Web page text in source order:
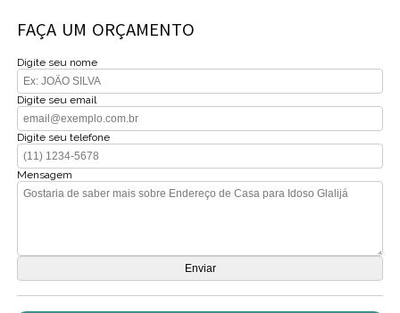
FAÇA UM ORÇAMENTO
Digite seu nome
Digite seu email
Digite seu telefone
Mensagem